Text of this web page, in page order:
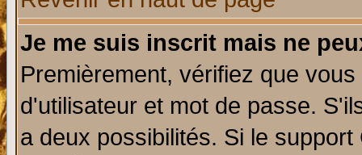
Je me suis inscrit mais ne
Premièrement, vérifiez que
d'utilisateur et mot de passe.
a deux possibilités. Si le